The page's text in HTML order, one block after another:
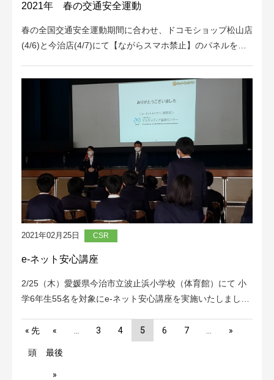
2021年 春の交通安全運動
春の全国交通安全運動期間に合わせ、ドコモショップ松山店
(4/6)と今治店(4/7)にて【ながらスマホ禁止】のパネルを…
2021年02月25日 CSR
e-ネット安心講座
2/25（木）愛媛県今治市立波止浜小学校（体育館）にて 小
学6年生55名を対象にe-ネット安心講座を実施いたしまし…
« 先
頭
« 3 4 5 6 7 »
最後
»